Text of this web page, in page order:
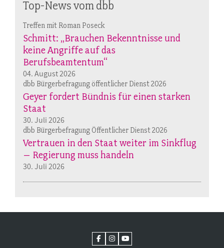
Top-News vom dbb
Treffen mit Roman Poseck
Schmitt: „Brauchen Bekenntnisse und
keine Angriffe auf das
Berufsbeamtentum“
04. August 2026
dbb Bürgerbefragung öffentlicher Dienst 2026
Geyer fordert Bündnis für einen starken
Staat
30. Juli 2026
dbb Bürgerbefragung Öffentlicher Dienst 2026
Vertrauen in den Staat weiter im Sinkflug
– Regierung muss handeln
30. Juli 2026